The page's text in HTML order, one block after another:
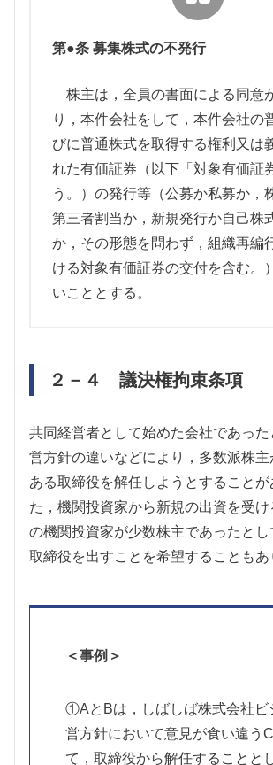
第●条 募集株式の不発行
株主は，全員の書面による同意
り，本件会社をして，本件会社の
びに普通株式を取得する権利又は
れた有価証券（以下「対象有価証
う。）の発行等（公募か私募か，
第三者割当か，新規発行か自己株
か，その形態を問わず，組織再編
ける対象有価証券の交付を含む。
いこととする。
２－４ 議決権拘束条項
共同経営者として始めた会社であっ
営方針の違いなどにより，多数派株
ある取締役を解任しようとすることが
た，機関投資家から新規の出資を受
の機関投資家が少数株主であったとし
取締役を出すことを希望することもあ
＜事例＞
①AとBは，しばしば株式会社ビ
営方針において意見が食い違う
て，取締役から解任することと